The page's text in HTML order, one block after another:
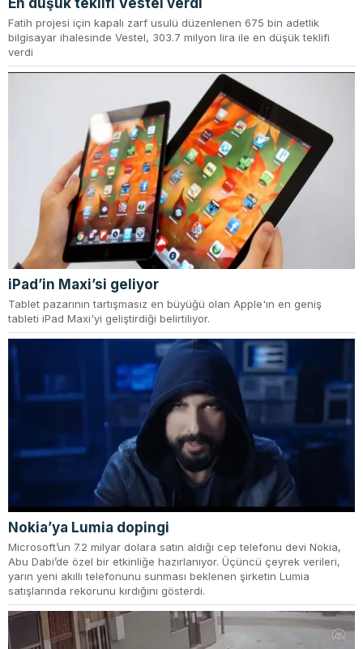
En düşük teklifi Vestel verdi
Fatih projesi için kapalı zarf usulü düzenlenen 675 bin adetlik
bilgisayar ihalesinde Vestel, 303.7 milyon lira ile en düşük teklifi
verdi
iPad’in Maxi’si geliyor
Tablet pazarının tartışmasız en büyüğü olan Apple'ın en geniş
tableti iPad Maxi'yi geliştirdiği belirtiliyor.
Nokia’ya Lumia dopingi
Microsoft’un 7.2 milyar dolara satın aldığı cep telefonu devi Nokia,
Abu Dabi’de özel bir etkinliğe hazırlanıyor. Üçüncü çeyrek verileri,
yarın yeni akıllı telefonunu sunması beklenen şirketin Lumia
satışlarında rekorunu kırdığını gösterdi.